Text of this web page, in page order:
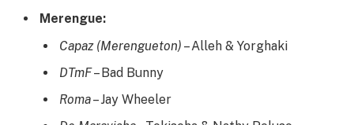
Merengue:
Capaz (Merengueton) – Alleh & Yorghaki
DTmF– Bad Bunny
Roma– Jay Wheeler